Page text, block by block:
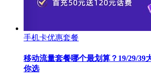
手机卡优惠套餐
移动流量套餐哪个最划算？19/29/39
你选